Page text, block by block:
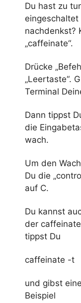
Du hast zu
nachdenkst?
„caffeinate“.
Drücke
„Leertaste“.
Terminal
Dann tippst
die
wach.
Um den
Du die
auf C.
Du kannst
der
tippst Du
caffeinate -t
und gibst
Beispiel